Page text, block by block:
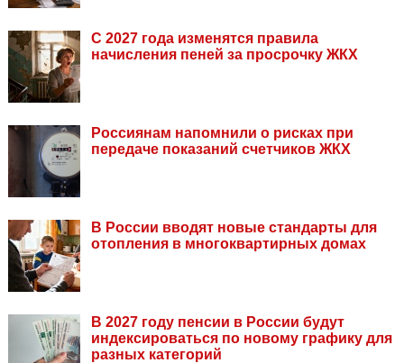
С 2027 года изменятся правила
начисления пеней за просрочку ЖКХ
Россиянам напомнили о рисках при
передаче показаний счетчиков ЖКХ
В России вводят новые стандарты для
отопления в многоквартирных домах
В 2027 году пенсии в России будут
индексироваться по новому графику для
разных категорий